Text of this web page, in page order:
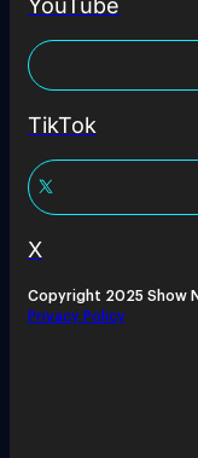
YouTube
TikTok
X
Copyright 2025 Show
Privacy Policy